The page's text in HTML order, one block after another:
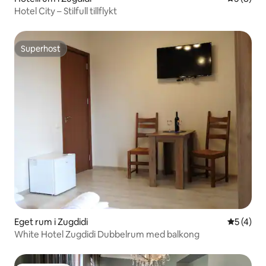
Hotel City – Stilfull tillflykt
Superhost
Superhost
Eget rum i Zugdidi 5 av 5 i
5 (4)
White Hotel Zugdidi Dubbelrum med balkong